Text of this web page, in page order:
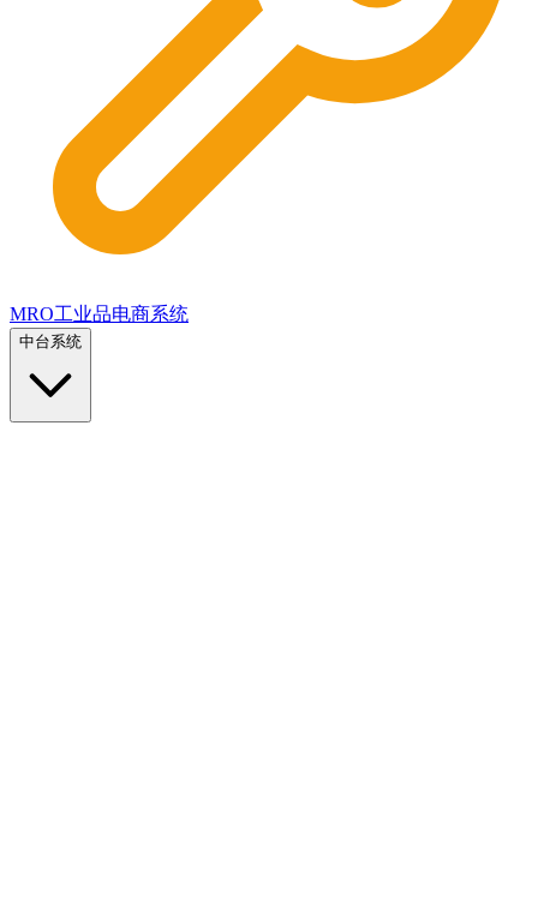
MRO工业品电商系统
中台系统